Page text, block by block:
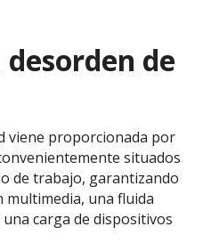
de
viene proporcionada por
situados
de trabajo, garantizando
una fluida
carga de dispositivos